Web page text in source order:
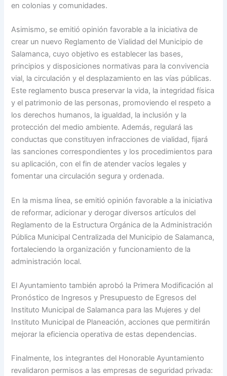
en colonias y comunidades.
Asimismo, se emitió opinión favorable a la iniciativa de
crear un nuevo Reglamento de Vialidad del Municipio de
Salamanca, cuyo objetivo es establecer las bases,
principios y disposiciones normativas para la convivencia
vial, la circulación y el desplazamiento en las vías públicas.
Este reglamento busca preservar la vida, la integridad física
y el patrimonio de las personas, promoviendo el respeto a
los derechos humanos, la igualdad, la inclusión y la
protección del medio ambiente. Además, regulará las
conductas que constituyen infracciones de vialidad, fijará
las sanciones correspondientes y los procedimientos para
su aplicación, con el fin de atender vacíos legales y
fomentar una circulación segura y ordenada.
En la misma línea, se emitió opinión favorable a la iniciativa
de reformar, adicionar y derogar diversos artículos del
Reglamento de la Estructura Orgánica de la Administración
Pública Municipal Centralizada del Municipio de Salamanca,
fortaleciendo la organización y funcionamiento de la
administración local.
El Ayuntamiento también aprobó la Primera Modificación al
Pronóstico de Ingresos y Presupuesto de Egresos del
Instituto Municipal de Salamanca para las Mujeres y del
Instituto Municipal de Planeación, acciones que permitirán
mejorar la eficiencia operativa de estas dependencias.
Finalmente, los integrantes del Honorable Ayuntamiento
revalidaron permisos a las empresas de seguridad privada: